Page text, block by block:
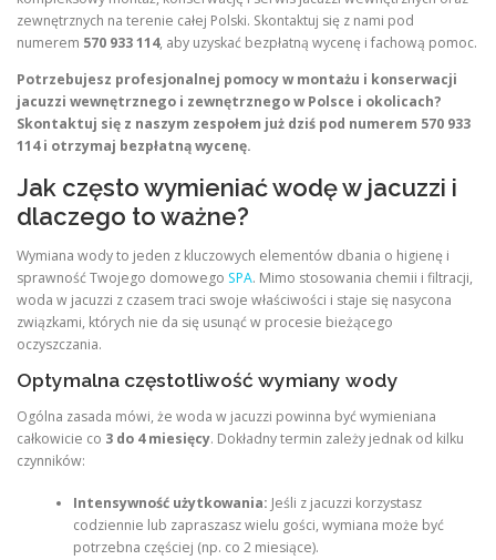
zewnętrznych na terenie całej Polski. Skontaktuj się z nami pod
numerem 570 933 114, aby uzyskać bezpłatną wycenę i fachową pomoc.
Potrzebujesz profesjonalnej pomocy w montażu i konserwacji
jacuzzi wewnętrznego i zewnętrznego w Polsce i okolicach?
Skontaktuj się z naszym zespołem już dziś pod numerem 570 933
114 i otrzymaj bezpłatną wycenę.
Jak często wymieniać wodę w jacuzzi i
dlaczego to ważne?
Wymiana wody to jeden z kluczowych elementów dbania o higienę i
sprawność Twojego domowego SPA. Mimo stosowania chemii i filtracji,
woda w jacuzzi z czasem traci swoje właściwości i staje się nasycona
związkami, których nie da się usunąć w procesie bieżącego
oczyszczania.
Optymalna częstotliwość wymiany wody
Ogólna zasada mówi, że woda w jacuzzi powinna być wymieniana
całkowicie co 3 do 4 miesięcy. Dokładny termin zależy jednak od kilku
czynników:
Intensywność użytkowania: Jeśli z jacuzzi korzystasz
codziennie lub zapraszasz wielu gości, wymiana może być
potrzebna częściej (np. co 2 miesiące).